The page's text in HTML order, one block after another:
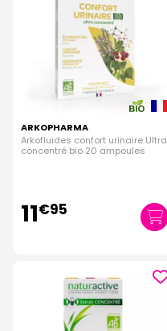
ARKOPHARMA
Arkofluides confort urinaire Ultra
concentré bio 20 ampoules
11€95